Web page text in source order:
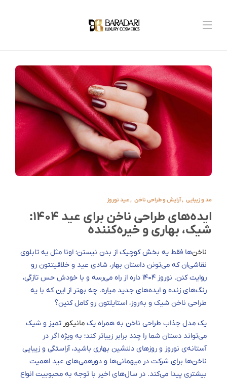
مد و زیبایی ,آرایش و طراحی ناخن ,عید نوروز
ایده‌های طراحی ناخن برای عید ۱۴۰۴:
شیک، بهاری و خیره‌کننده
ناخن‌ها فقط یه بخش کوچیک از بدن نیستن؛ اونا مثل یه تابلوی
نقاشی‌ان که می‌تونن داستان بهار، شادی عید و خلاقیتتون رو
روایت کنن. نوروز ۱۴۰۴ داره از راه می‌رسه و با خودش حس تازگی،
رنگ‌های زنده و ایده‌های جدید میاره. چه بهتر از این که با یه
طراحی ناخن شیک و به‌روز، استایلتون رو کامل کنین؟
یک مدل جذاب طراحی ناخن به همراه یک مانیکور تمیز و شیک
می‌تواند دستان شما را چند برابر زیباتر کند؛ به ویژه اگر در
آستانه‌ی نوروز و روزهای دلنشین بهاری باشید، آراستگی و زیبایی
ناخن‌ها برای شرکت در میهمانی‌ها و دورهمی‌های عید اهمیت
بیشتری پیدا می‌کند. در سال‌های اخیر با توجه به محبوبیت انواع